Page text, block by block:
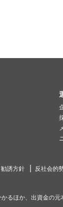
勧誘方針 反社会的
るほか、出資金の元